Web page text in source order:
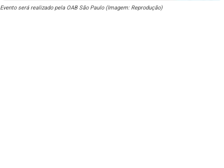
Evento será realizado pela OAB São Paulo (Imagem: Reprodução)